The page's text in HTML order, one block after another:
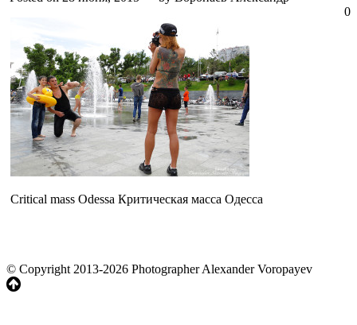
0
Critical mass Odessa Критическая масса Одесса
© Copyright 2013-2026 Photographer Alexander Voropayev